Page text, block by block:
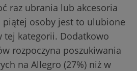
raz ubrania lub akcesoria
piątej osoby jest to ulubione
tej kategorii. Dodatkowo
rozpoczyna poszukiwania
na Allegro (27%) niż w